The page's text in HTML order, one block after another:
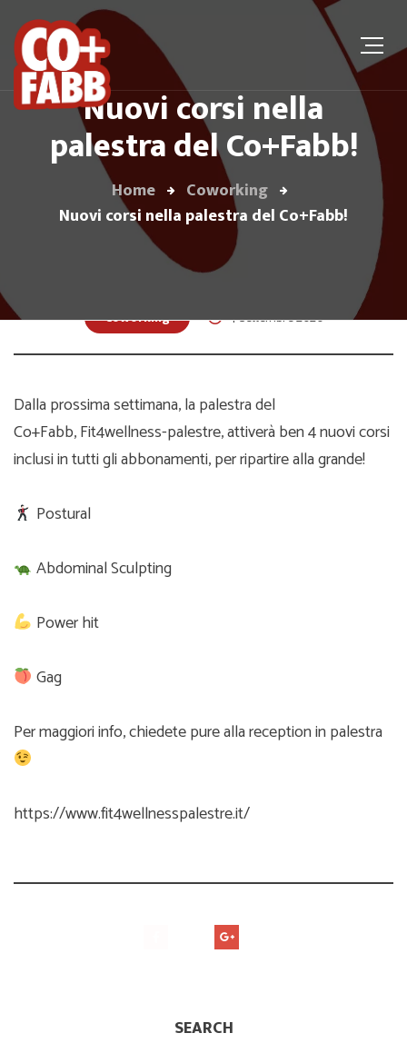
Nuovi corsi nella
palestra del Co+Fabb!
Home
Coworking
Nuovi corsi nella palestra del Co+Fabb!
Coworking 4 Settembre 2020
Dalla prossima settimana, la palestra del
Co+Fabb,Fit4wellness-palestre, attiverà ben 4 nuovi corsi
inclusi in tutti gli abbonamenti, per ripartire alla grande!
Postural
Abdominal Sculpting
Power hit
Gag
Per maggiori info, chiedete pure alla reception in palestra
https://www.fit4wellnesspalestre.it/
SEARCH